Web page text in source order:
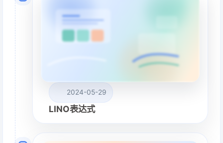
2024-05-29
LINO表达式